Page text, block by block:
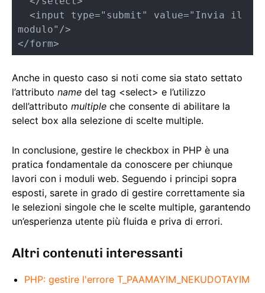
modulo"/>
</form>
Anche in questo caso si noti come sia stato settato
l’attributo name del tag <select> e l’utilizzo
dell’attributo multiple che consente di abilitare la
select box alla selezione di scelte multiple.
In conclusione, gestire le checkbox in PHP è una
pratica fondamentale da conoscere per chiunque
lavori con i moduli web. Seguendo i principi sopra
esposti, sarete in grado di gestire correttamente sia
le selezioni singole che le scelte multiple, garantendo
un’esperienza utente più fluida e priva di errori.
Altri contenuti interessanti
PHP: gestire l'errore T_PAAMAYIM_NEKUDOTAYIM